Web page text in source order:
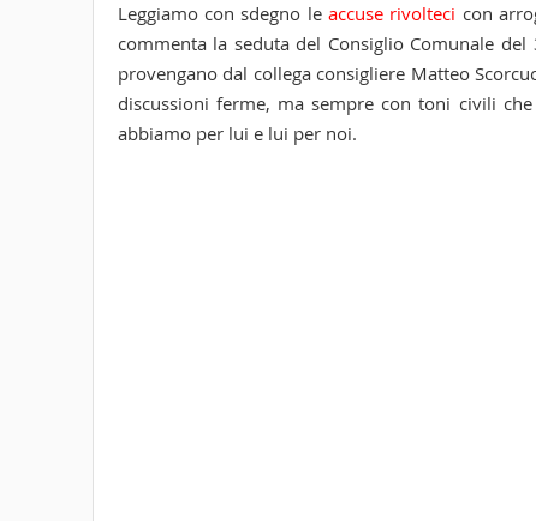
Leggiamo con sdegno le accuse rivolteci con
commenta la seduta del Consiglio Comunale
provengano dal collega consigliere Matteo
discussioni ferme, ma sempre con toni civili
abbiamo per lui e lui per noi.